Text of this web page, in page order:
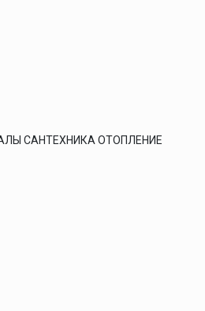
САНТЕХНИКА ОТОПЛЕНИЕ